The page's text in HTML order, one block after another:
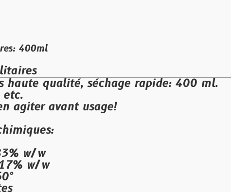
séchage rapide: 400 ml.
avant usage​!